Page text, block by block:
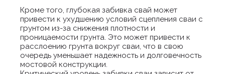
Кроме того, глубокая забивка свай может
привести к ухудшению условий сцепления сваи с
грунтом из-за снижения плотности и
проницаемости грунта. Это может привести к
расслоению грунта вокруг сваи, что в свою
очередь уменьшает надежность и долговечность
мостовой конструкции.